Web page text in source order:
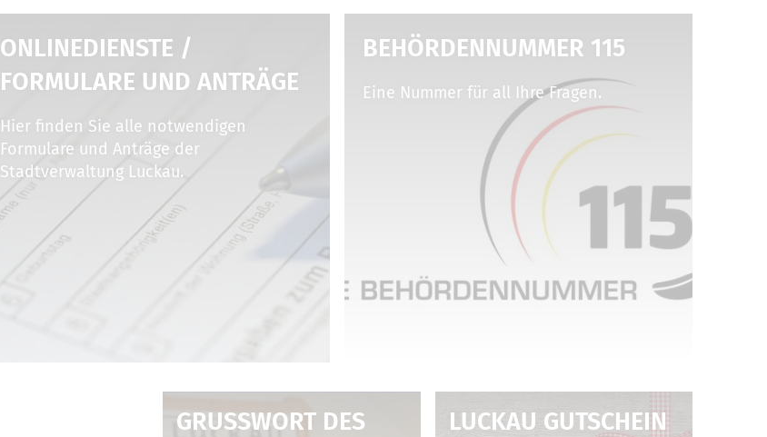
ONLINEDIENSTE /
FORMULARE UND ANTRÄGE
Hier finden Sie alle notwendigen
Formulare und Anträge der
Stadtverwaltung Luckau.
BEHÖRDENNUMMER 115
Eine Nummer für all Ihre Fragen.
GRUSSWORT DES B
LUCKAU GUTSCHEIN